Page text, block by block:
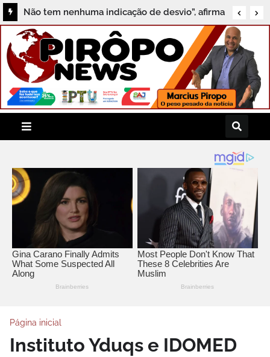
Não tem nenhuma indicação de desvio”, afirma
Professor Tone sobre investigação do MPF em
Aratuípe
Página inicial
Instituto Yduqs e IDOMED